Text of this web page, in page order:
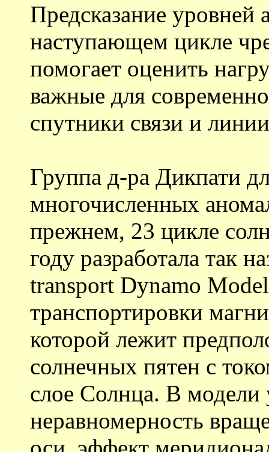
Предсказание уровней
наступающем цикле
помогает оценить
важные для
спутники связи и
Группа д-ра Дикпати
многочисленных
прежнем, 23 цикле
году разработала так
transport Dynamo
транспортировки
которой лежит
солнечных пятен с
слое Солнца. В
неравномерность